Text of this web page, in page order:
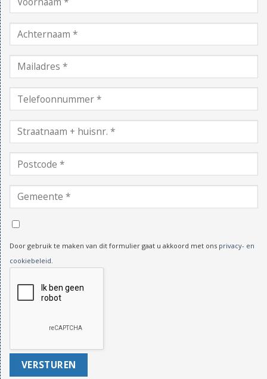
Door gebruik te maken van dit formulier gaat u akkoord met ons privacy- en
cookiebeleid.